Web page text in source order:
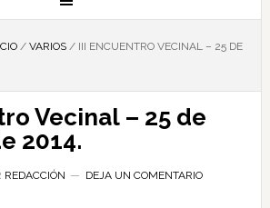
/ VARIOS /III ENCUENTRO VECINAL – 25 DE
Vecinal – 25 de
2014.
REDACCIÓN DEJA UN COMENTARIO